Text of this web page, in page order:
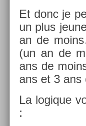
Et donc je
un plus
an de
(un an de
ans de
ans et 3 ans
La logique
: